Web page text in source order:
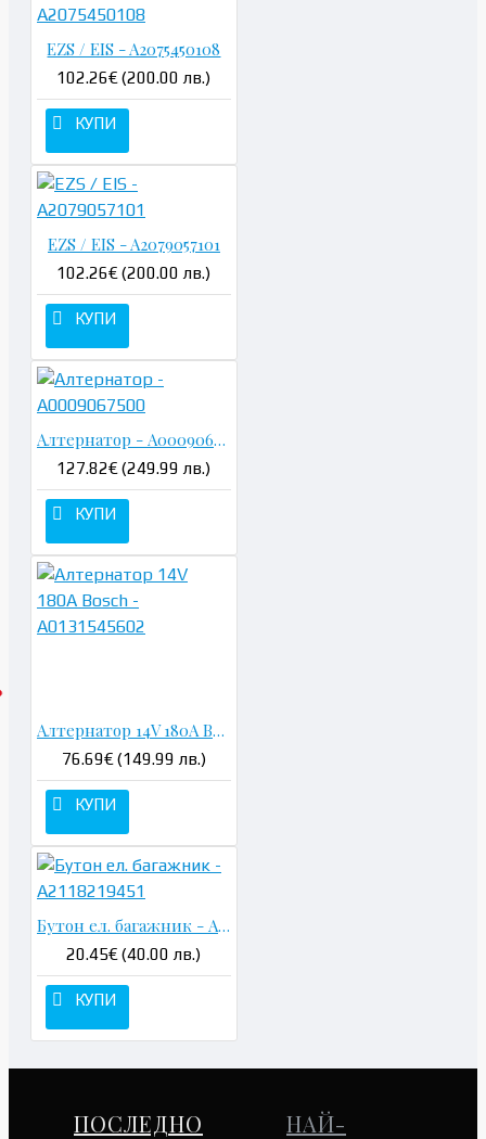
EZS / EIS - A2075450108
102.26€ (200.00 лв.)
КУПИ
EZS / EIS - A2079057101
102.26€ (200.00 лв.)
КУПИ
Алтернатор - A0009067500
127.82€ (249.99 лв.)
КУПИ
Алтернатор 14V 180A Bosch - A0131545602
76.69€ (149.99 лв.)
КУПИ
Бутон ел. багажник - A2118219451
20.45€ (40.00 лв.)
КУПИ
ПОСЛЕДНО
НАЙ-